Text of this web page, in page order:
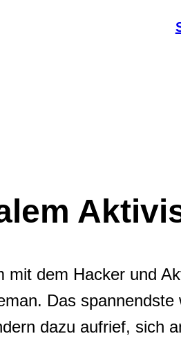
mit dem Hacker und
Das spannendste
dazu aufrief, sich